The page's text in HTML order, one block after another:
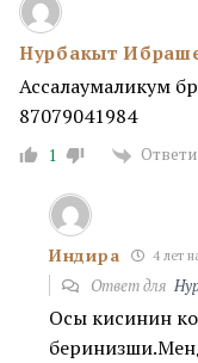
Нурбакыт
Ассалаумаликум
87079041984
1
Индира 4 лет
Ответ для
Осы кисинин